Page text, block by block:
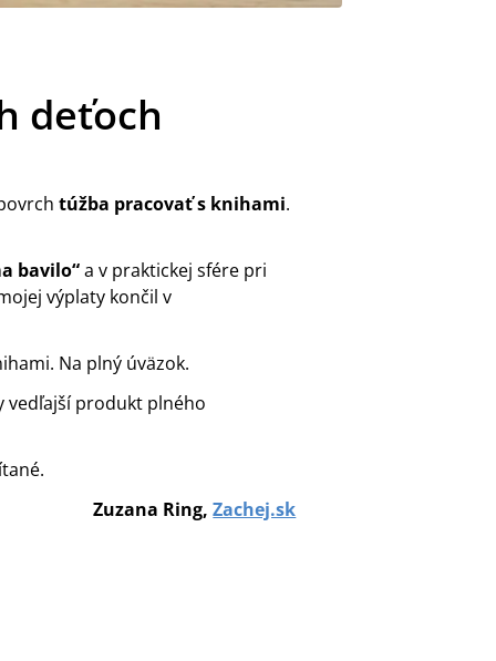
deťoch
túžba pracovať s knihami.
bavilo“a v praktickej sfére pri
výplaty končil v
Na plný úväzok.
vedľajší produkt plného
Zuzana Ring,Zachej.sk